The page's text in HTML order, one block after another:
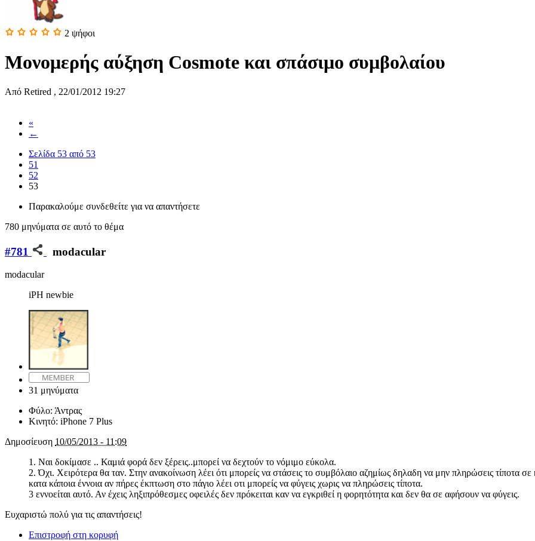
2 ψήφοι
Μονομερής αύξηση Cosmote και σπάσιμο συμβολαίου
Από Retired , 22/01/2012 19:27
«
←
Σελίδα 53 από 53
51
52
53
Παρακαλούμε συνδεθείτε για να απαντήσετε
780 μηνύματα σε αυτό το θέμα
#781 modacular
modacular
iPH newbie
31 μηνύματα
Φύλο: Άντρας
Κινητό: iPhone 7 Plus
Δημοσίευση 10/05/2013 - 11:09
1. Ναι δοκίμασε .. Καμιά φορά δεν ξέρεις..μπορεί να δεχτούν το νόμιμο εύκολα.
2. Όχι. Χειρότερα θα ταν. Στην ανακοίνωση λέει ότι μπορείς να στάσεις το συμβόλαιο αζημίως δηλαδη να μην πληρώσεις
κατα κάποια έννοια αν πήρες έκπτωση στο πάγιο λέει οτι μπορείς να φύγεις χωρις να πληρώσεις τίποτα.
3 εννοείται αυτό. Αν έχεις ληξιπρόθεσμες οφειλές δεν πρόκειται καν να εγκριθεί η φορητότητα και δεν θα σε αφήσουν να φύγεις.
Ευχαριστώ πολύ για τις απαντήσεις!
Επιστροφή στη κορυφή